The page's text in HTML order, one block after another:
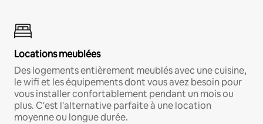
Locations meublées
Des logements entièrement meublés avec une cuisine,
le wifi et les équipements dont vous avez besoin pour
vous installer confortablement pendant un mois ou
plus. C'est l'alternative parfaite à une location
moyenne ou longue durée.